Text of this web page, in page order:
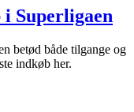
i Superligaen
betød både tilgange og
indkøb her.